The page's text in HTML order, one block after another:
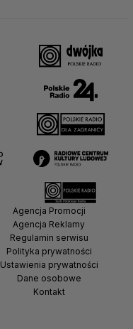
Agencja Promocji
Agencja Reklamy
Regulamin serwisu
Polityka prywatności
Ustawienia prywatności
Dane osobowe
Kontakt